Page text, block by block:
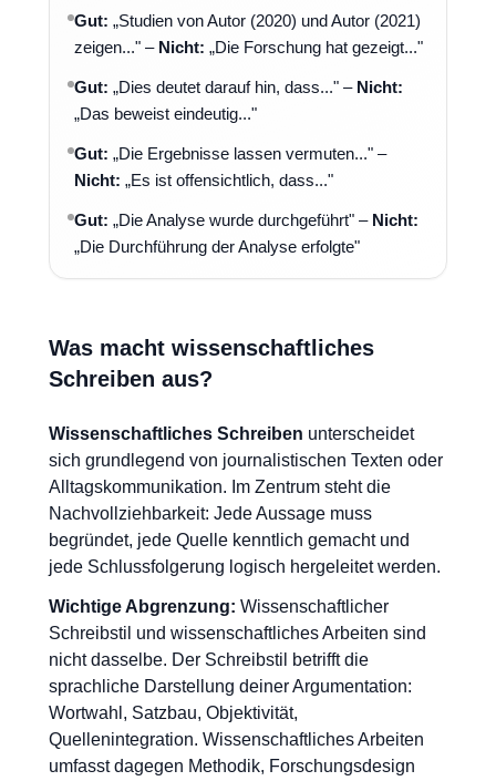
Gut: „Studien von Autor (2020) und Autor (2021)
zeigen..." – Nicht: „Die Forschung hat gezeigt..."
Gut: „Dies deutet darauf hin, dass..." – Nicht:
„Das beweist eindeutig..."
Gut: „Die Ergebnisse lassen vermuten..." –
Nicht: „Es ist offensichtlich, dass..."
Gut: „Die Analyse wurde durchgeführt" – Nicht:
„Die Durchführung der Analyse erfolgte"
Was macht wissenschaftliches
Schreiben aus?
Wissenschaftliches Schreiben unterscheidet
sich grundlegend von journalistischen Texten oder
Alltagskommunikation. Im Zentrum steht die
Nachvollziehbarkeit: Jede Aussage muss
begründet, jede Quelle kenntlich gemacht und
jede Schlussfolgerung logisch hergeleitet werden.
Wichtige Abgrenzung: Wissenschaftlicher
Schreibstil und wissenschaftliches Arbeiten sind
nicht dasselbe. Der Schreibstil betrifft die
sprachliche Darstellung deiner Argumentation:
Wortwahl, Satzbau, Objektivität,
Quellenintegration. Wissenschaftliches Arbeiten
umfasst dagegen Methodik, Forschungsdesign